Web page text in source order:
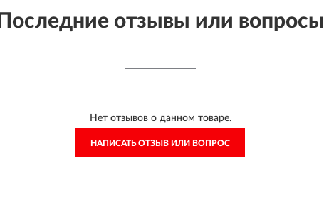
Последние отзывы или вопросы
Нет отзывов о данном товаре.
НАПИСАТЬ ОТЗЫВ ИЛИ ВОПРОС